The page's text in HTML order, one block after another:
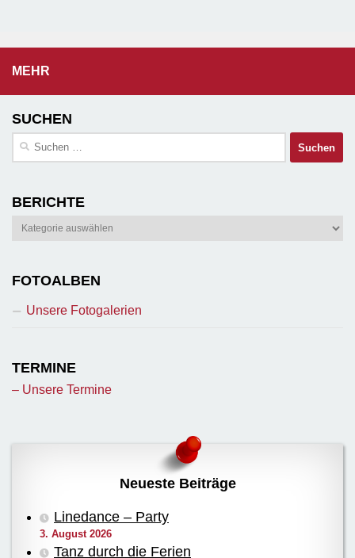
MEHR
SUCHEN
Suchen
BERICHTE
Berichte
FOTOALBEN
Unsere Fotogalerien
TERMINE
– Unsere Termine
Neueste Beiträge
Linedance – Party
3. August 2026
Tanz durch die Ferien